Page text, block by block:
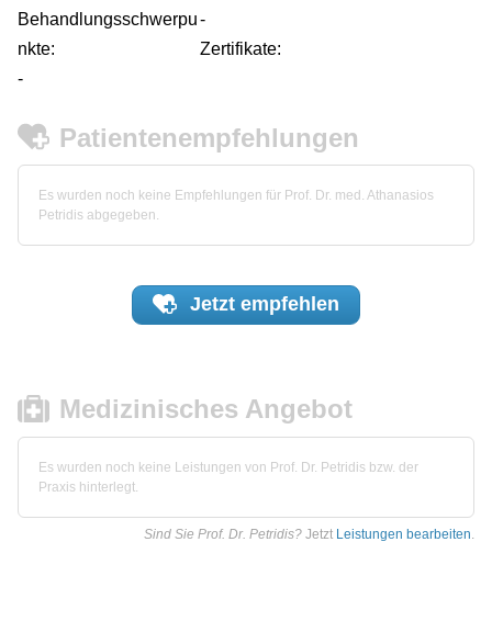
Behandlungsschwerpu
nkte:
-
Zertifikate:
-
Patientenempfehlungen
Es wurden noch keine Empfehlungen für Prof. Dr. med. Athanasios
Petridis abgegeben.
Jetzt empfehlen
Medizinisches Angebot
Es wurden noch keine Leistungen von Prof. Dr. Petridis bzw. der
Praxis hinterlegt.
Sind Sie Prof. Dr. Petridis? Jetzt Leistungen bearbeiten.